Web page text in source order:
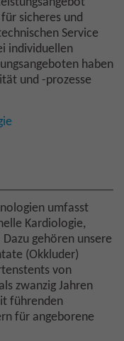
sicheres und
Service
individuellen
haben
und -prozesse
umfasst
Kardiologie,
gehören unsere
(Okkluder)
von
zwanzig Jahren
führenden
für angeborene